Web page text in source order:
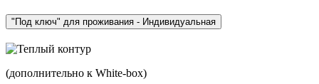
"Под ключ" для проживания - Индивидуальная
(дополнительно к White-box)